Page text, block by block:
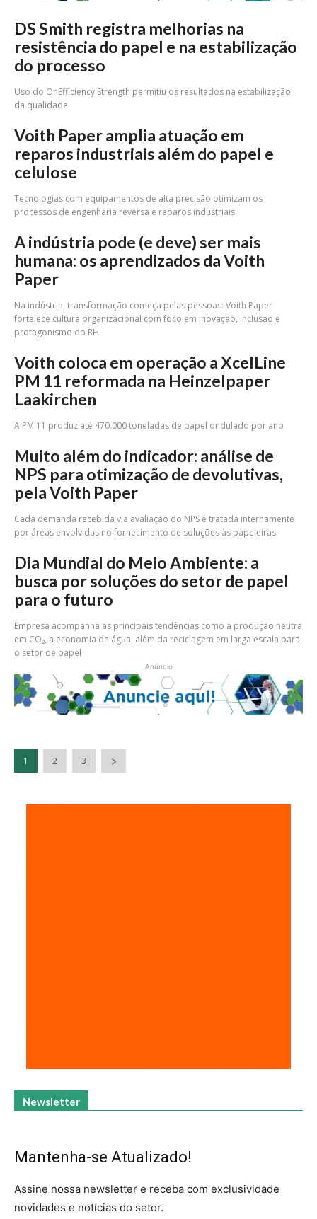
DS Smith registra melhorias na
resistência do papel e na estabilização
do processo
Uso do OnEfficiency.Strength permitiu os resultados na estabilização
da qualidade
Voith Paper amplia atuação em
reparos industriais além do papel e
celulose
Tecnologias com equipamentos de alta precisão otimizam os
processos de engenharia reversa e reparos industriais
A indústria pode (e deve) ser mais
humana: os aprendizados da Voith
Paper
Na indústria, transformação começa pelas pessoas: Voith Paper
fortalece cultura organizacional com foco em inovação, inclusão e
protagonismo do RH
Voith coloca em operação a XcelLine
PM 11 reformada na Heinzelpaper
Laakirchen
A PM 11 produz até 470.000 toneladas de papel ondulado por ano
Muito além do indicador: análise de
NPS para otimização de devolutivas,
pela Voith Paper
Cada demanda recebida via avaliação do NPS é tratada internamente
por áreas envolvidas no fornecimento de soluções às papeleiras
Dia Mundial do Meio Ambiente: a
busca por soluções do setor de papel
para o futuro
Empresa acompanha as principais tendências como a produção neutra
em CO₂, a economia de água, além da reciclagem em larga escala para
o setor de papel
Anúncio
1 2 3
Newsletter
Mantenha-se Atualizado!
Assine nossa newsletter e receba com exclusividade
novidades e notícias do setor.